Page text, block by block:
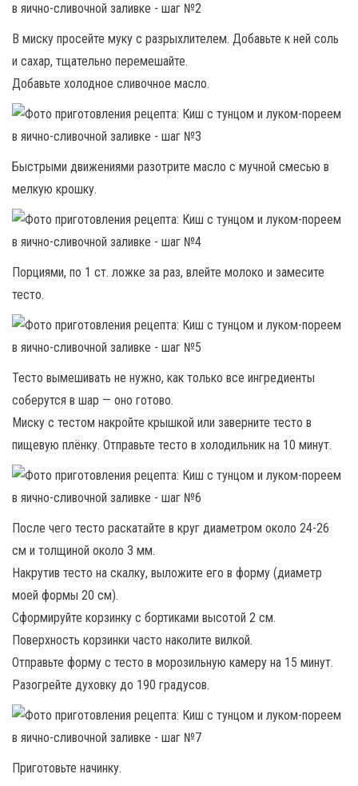
В миску просейте муку с разрыхлителем. Добавьте к ней соль
и сахар, тщательно перемешайте.
Добавьте холодное сливочное масло.
Быстрыми движениями разотрите масло с мучной смесью в
мелкую крошку.
Порциями, по 1 ст. ложке за раз, влейте молоко и замесите
тесто.
Тесто вымешивать не нужно, как только все ингредиенты
соберутся в шар — оно готово.
Миску с тестом накройте крышкой или заверните тесто в
пищевую плёнку. Отправьте тесто в холодильник на 10 минут.
После чего тесто раскатайте в круг диаметром около 24-26
см и толщиной около 3 мм.
Накрутив тесто на скалку, выложите его в форму (диаметр
моей формы 20 см).
Сформируйте корзинку с бортиками высотой 2 см.
Поверхность корзинки часто наколите вилкой.
Отправьте форму с тесто в морозильную камеру на 15 минут.
Разогрейте духовку до 190 градусов.
Приготовьте начинку.